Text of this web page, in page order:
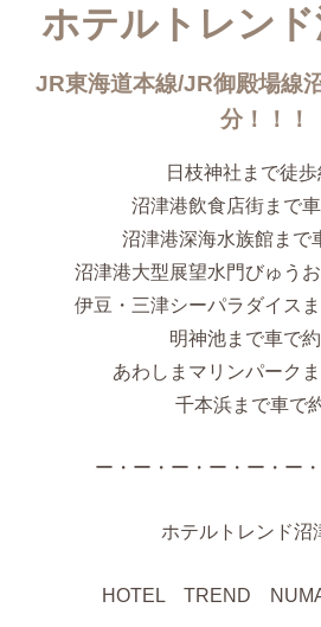
ホテルトレン
JR東海道本線/JR御殿場線
分！！！
日枝神社まで徒
沼津港飲食店街まで
沼津港深海水族館まで
沼津港大型展望水門びゅう
伊豆・三津シーパラダイス
明神池まで車で
あわしまマリンパーク
千本浜まで車で
ー・ー・ー・ー・ー・ー
ホテルトレンド沼
HOTEL TREND